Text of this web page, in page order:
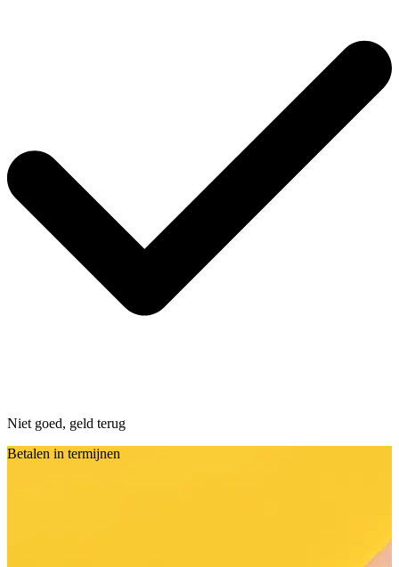
Niet goed, geld terug
Betalen in termijnen